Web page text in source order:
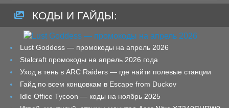
КОДЫ И ГАЙДЫ:
Lust Goddess — промокоды на апрель 2026
Stalcraft промокоды на апрель 2026 года
Уход в тень в ARC Raiders — где найти полевые станции
Гайд по всем концовкам в Escape from Duckov
Idle Office Tycoon — коды на ноябрь 2025